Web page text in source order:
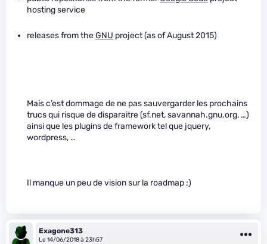
hosting service
releases from theGNU project (as of August 2015)
Mais c’est dommage de ne pas sauvergarder les prochains
trucs qui risque de disparaitre (sf.net, savannah.gnu.org, …)
ainsi que les plugins de framework tel que jquery,
wordpress, …
Il manque un peu de vision sur la roadmap ;)
Exagone313
Le 14/06/2018 à 23h57